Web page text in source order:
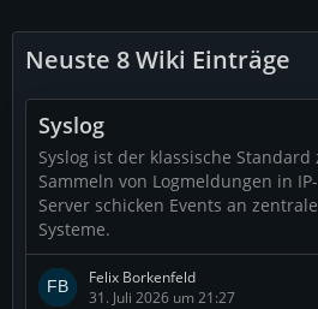
Neuste 8 Wiki Einträge
Syslog
Syslog ist der klassische
Sammeln von Logmeldungen in
Server schicken Events an
Systeme.
Felix Borkenfeld
31. Juli 2026 um 21:27